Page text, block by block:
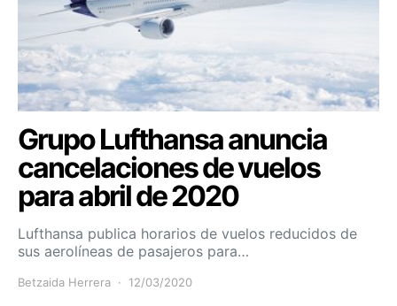
Grupo Lufthansa anuncia
cancelaciones de vuelos
para abril de 2020
Lufthansa publica horarios de vuelos reducidos de
sus aerolíneas de pasajeros para…
Betzaida Herrera 12/03/2020